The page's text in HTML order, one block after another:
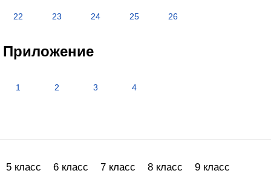
22 23 24 25 26
Приложение
1 2 3 4
5 класс 6 класс 7 класс 8 класс 9 класс